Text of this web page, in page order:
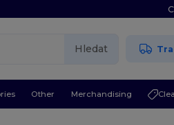
Hledat
Other Merchandising